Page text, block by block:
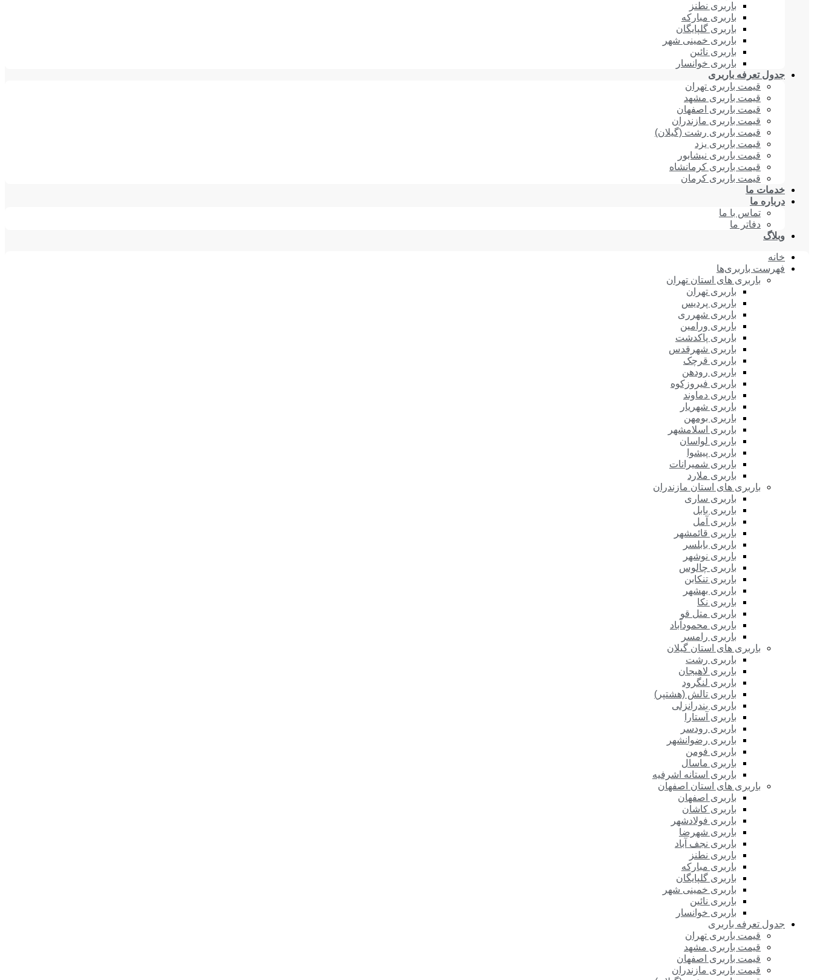
باربری نطنز
باربری مبارکه
باربری گلپایگان
باربری خمینی شهر
باربری نائین
باربری خوانسار
جدول تعرفه باربری
قیمت باربری تهران
قیمت باربری مشهد
قیمت باربری اصفهان
قیمت باربری مازندران
قیمت باربری رشت (گیلان)
قیمت باربری یزد
قیمت باربری نیشابور
قیمت باربری کرمانشاه
قیمت باربری کرمان
خدمات ما
درباره ما
تماس با ما
دفاتر ما
وبلاگ
خانه
فهرست باربری‌ها
باربری های استان تهران
باربری تهران
باربری پردیس
باربری شهرری
باربری ورامین
باربری پاکدشت
باربری شهرقدس
باربری قرچک
باربری رودهن
باربری فیروزکوه
باربری دماوند
باربری شهریار
باربری بومهن
باربری اسلامشهر
باربری لواسان
باربری پیشوا
باربری شمیرانات
باربری ملارد
باربری های استان مازندران
باربری ساری
باربری بابل
باربری آمل
باربری قائمشهر
باربری بابلسر
باربری نوشهر
باربری چالوس
باربری تنکابن
باربری بهشهر
باربری نکا
باربری متل قو
باربری محمودآباد
باربری رامسر
باربری های استان گیلان
باربری رشت
باربری لاهیجان
باربری لنگرود
باربری تالش (هشتپر)
باربری بندرانزلی
باربری آستارا
باربری رودسر
باربری رضوانشهر
باربری فومن
باربری ماسال
باربری استانه اشرفیه
باربری های استان اصفهان
باربری اصفهان
باربری کاشان
باربری فولادشهر
باربری شهرضا
باربری نجف آباد
باربری نطنز
باربری مبارکه
باربری گلپایگان
باربری خمینی شهر
باربری نائین
باربری خوانسار
جدول تعرفه باربری
قیمت باربری تهران
قیمت باربری مشهد
قیمت باربری اصفهان
قیمت باربری مازندران